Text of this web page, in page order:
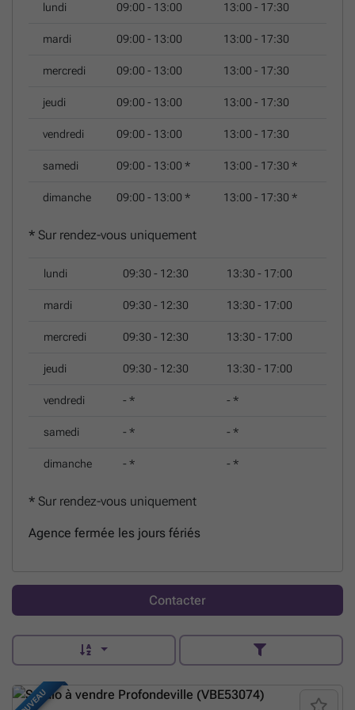
encore). Un service sérieux et professionnel comme nous
Namur et ses alentours? N'hésitez pas à nous contacter.
lundi 09:00 - 13:00 13:00 - 17:30
mardi 09:00 - 13:00 13:00 - 17:30
mercredi 09:00 - 13:00 13:00 - 17:30
jeudi 09:00 - 13:00 13:00 - 17:30
vendredi 09:00 - 13:00 13:00 - 17:30
samedi 09:00 - 13:00 * 13:00 - 17:30 *
dimanche 09:00 - 13:00 * 13:00 - 17:30 *
* Sur rendez-vous uniquement
lundi 09:30 - 12:30 13:30 - 17:00
mardi 09:30 - 12:30 13:30 - 17:00
mercredi 09:30 - 12:30 13:30 - 17:00
jeudi 09:30 - 12:30 13:30 - 17:00
vendredi - * - *
samedi - * - *
dimanche - * - *
* Sur rendez-vous uniquement
Agence fermée les jours fériés
Contacter